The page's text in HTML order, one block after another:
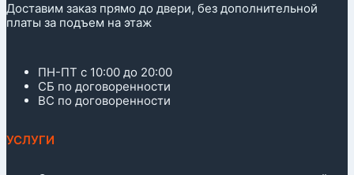
Доставим заказ прямо до двери, без дополнительной
платы за подъем на этаж
ПН-ПТ с 10:00 до 20:00
СБ по договоренности
ВС по договоренности
УСЛУГИ